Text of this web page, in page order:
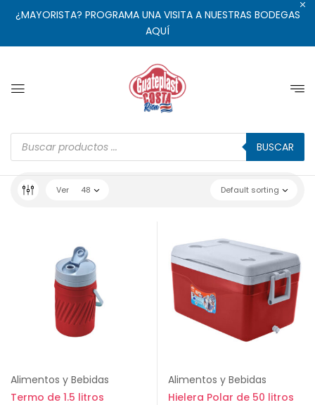
¿MAYORISTA? PROGRAMA UNA VISITA A NUESTRAS BODEGAS
AQUÍ
BUSCAR
Default sorting
Ver 48
Alimentos y Bebidas
Termo de 1.5 litros
Alimentos y Bebidas
Hielera Polar de 50 litros